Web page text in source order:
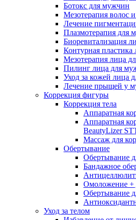
Ботокс для мужчин
Мезотерапия волос
Лечение
Плазмотерапия для
Биоревитализация
Контурная
Мезотерапия лица
Пилинг лица для
Уход за кожей лица
Лечение прыщей у
Коррекция фигуры
Коррекция тела
Аппаратная
Аппаратная
BeautyLizer
Массаж для
Обертывание
Обертывание
Бандажное
Омоложение +
Обертывание
Уход за телом